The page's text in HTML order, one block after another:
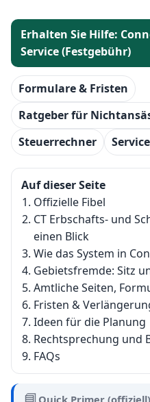
Erhalten Sie Hilfe:
Service (Festgebühr)
Formulare & Fristen
Ratgeber für
Steuerrechner
Auf dieser Seite
Offizielle Fibel
CT Erbschafts- und
einen Blick
Wie das System in
Gebietsfremde: Sitz
Amtliche Seiten,
Fristen &
Ideen für die Planung
Rechtsprechung und
FAQs